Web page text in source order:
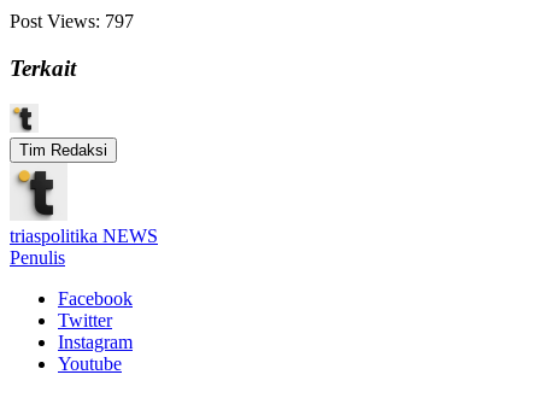
Post Views: 797
Terkait
Tim Redaksi
triaspolitika NEWS
Penulis
Facebook
Twitter
Instagram
Youtube